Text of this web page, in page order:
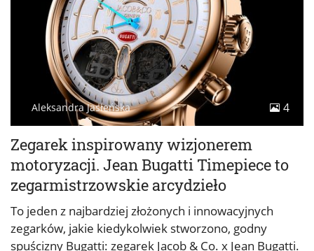
Zegarek inspirowany wizjonerem
motoryzacji. Jean Bugatti Timepiece to
zegarmistrzowskie arcydzieło
Aleksandra Jasieńska 4
To jeden z najbardziej złożonych i innowacyjnych
zegarków, jakie kiedykolwiek stworzono, godny
spuścizny Bugatti: zegarek Jacob & Co. x Jean Bugatti.